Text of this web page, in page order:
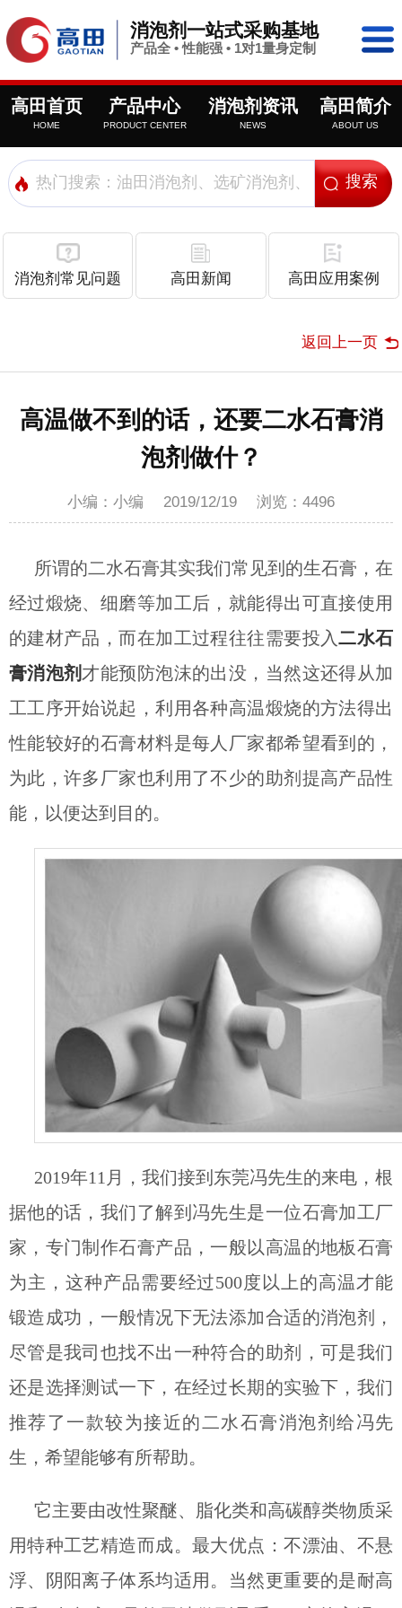
消泡剂一站式采购基地
产品全 • 性能强 • 1对1量身定制
高田首页
HOME
产品中心
PRODUCT CENTER
消泡剂资讯
NEWS
高田简介
ABOUT US
消泡剂常见问题 高田新闻 高田应用案例
返回上一页
高温做不到的话，还要二水石膏消
泡剂做什？
小编：小编 2019/12/19 浏览：4496
所谓的二水石膏其实我们常见到的生石膏，在
经过煅烧、细磨等加工后，就能得出可直接使用
的建材产品，而在加工过程往往需要投入二水石
膏消泡剂 才能预防泡沫的出没，当然这还得从加
工工序开始说起，利用各种高温煅烧的方法得出
性能较好的石膏材料是每人厂家都希望看到的，
为此，许多厂家也利用了不少的助剂提高产品性
能，以便达到目的。
2019年11月，我们接到东莞冯先生的来电，根
据他的话，我们了解到冯先生是一位石膏加工厂
家，专门制作石膏产品，一般以高温的地板石膏
为主，这种产品需要经过500度以上的高温才能
锻造成功，一般情况下无法添加合适的消泡剂，
尽管是我司也找不出一种符合的助剂，可是我们
还是选择测试一下，在经过长期的实验下，我们
推荐了一款较为接近的二水石膏消泡剂给冯先
生，希望能够有所帮助。
它主要由改性聚醚、脂化类和高碳醇类物质采
用特种工艺精造而成。最大优点：不漂油、不悬
浮、阴阳离子体系均适用。当然更重要的是耐高